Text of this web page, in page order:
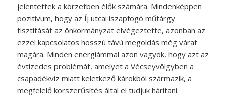
jelentettek a körzetben élők számára. Mindenképpen
pozitívum, hogy az Íj utcai iszapfogó műtárgy
tisztítását az önkormányzat elvégeztette, azonban az
ezzel kapcsolatos hosszú távú megoldás még várat
magára. Minden energiámmal azon vagyok, hogy azt az
évtizedes problémát, amelyet a Vécseyvölgyben a
csapadékvíz miatt keletkező károkból származik, a
megfelelő korszerűsítés által el tudjuk hárítani.